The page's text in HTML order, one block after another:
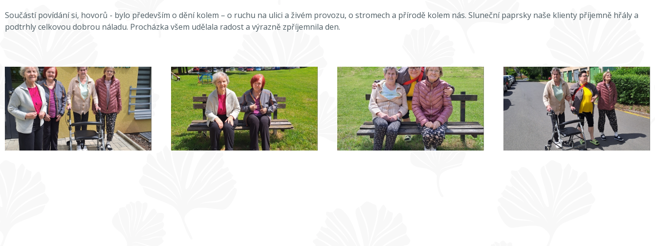
Součástí povídání si, hovorů - bylo především o dění kolem – o ruchu na ulici a živém provozu, o stromech a přírodě kolem nás. Sluneční paprsky naše klienty příjemně hřály a
podtrhly celkovou dobrou náladu. Procházka všem udělala radost a výrazně zpříjemnila den.